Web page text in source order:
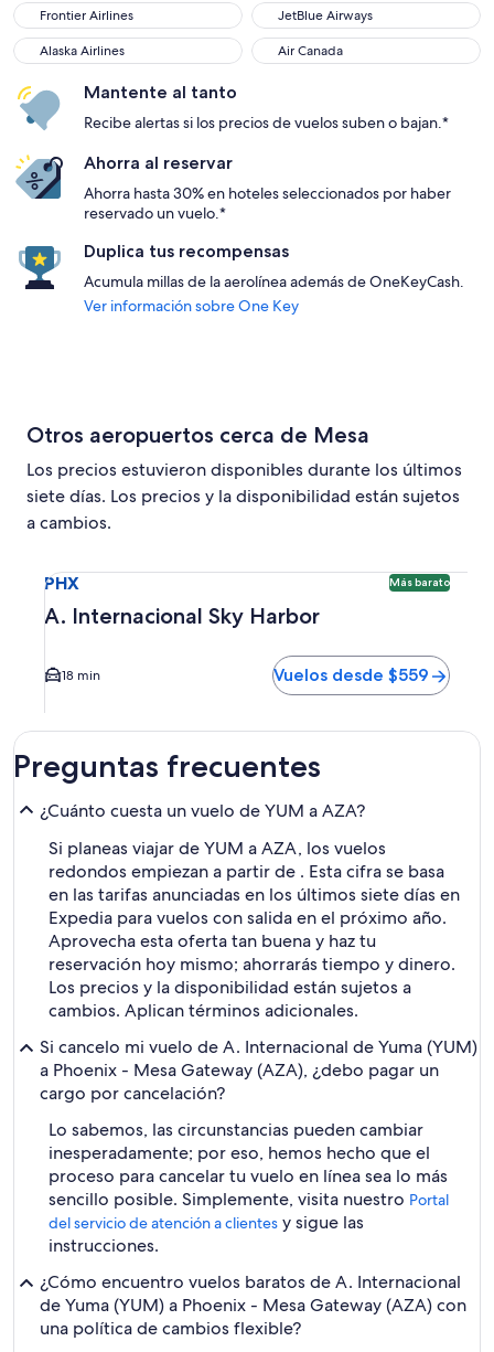
Frontier Airlines
Frontier Airlines JetBlue Airways
JetBlue Airways
Alaska Airlines
Alaska Airlines Air Canada
Air Canada
Mantente al tanto
Recibe alertas si los precios de vuelos suben o bajan.*
Ahorra al reservar
Ahorra hasta 30% en hoteles seleccionados por haber
reservado un vuelo.*
Duplica tus recompensas
Acumula millas de la aerolínea además de OneKeyCash.
Ver información sobre One Key
Otros aeropuertos cerca de Mesa
Los precios estuvieron disponibles durante los últimos
siete días. Los precios y la disponibilidad están sujetos
a cambios.
PHX Más barato
A. Internacional Sky Harbor
18 min Vuelos desde $559
Preguntas frecuentes
¿Cuánto cuesta un vuelo de YUM a AZA?
Si planeas viajar de YUM a AZA, los vuelos
redondos empiezan a partir de . Esta cifra se basa
en las tarifas anunciadas en los últimos siete días en
Expedia para vuelos con salida en el próximo año.
Aprovecha esta oferta tan buena y haz tu
reservación hoy mismo; ahorrarás tiempo y dinero.
Los precios y la disponibilidad están sujetos a
cambios. Aplican términos adicionales.
Si cancelo mi vuelo de A. Internacional de Yuma (YUM)
a Phoenix - Mesa Gateway (AZA), ¿debo pagar un
cargo por cancelación?
Lo sabemos, las circunstancias pueden cambiar
inesperadamente; por eso, hemos hecho que el
proceso para cancelar tu vuelo en línea sea lo más
sencillo posible. Simplemente, visita nuestro Portal
del servicio de atención a clientes y sigue las
instrucciones.
¿Cómo encuentro vuelos baratos de A. Internacional
de Yuma (YUM) a Phoenix - Mesa Gateway (AZA) con
una política de cambios flexible?